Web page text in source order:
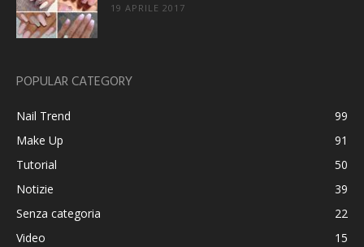
19 APRILE 2017
POPULAR CATEGORY
Nail Trend
99
Make Up
91
Tutorial
50
Notizie
39
Senza categoria
22
Video
15